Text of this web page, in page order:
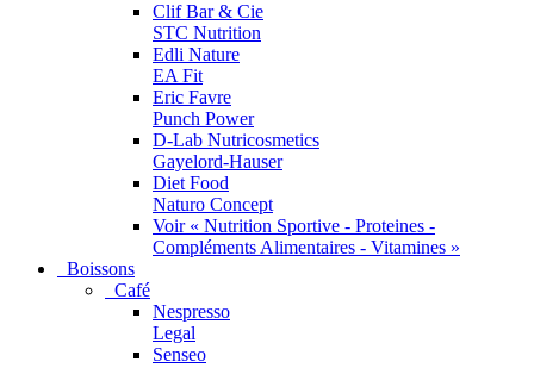
Clif Bar & Cie
STC Nutrition
Edli Nature
EA Fit
Eric Favre
Punch Power
D-Lab Nutricosmetics
Gayelord-Hauser
Diet Food
Naturo Concept
Voir « Nutrition Sportive - Proteines -
Compléments Alimentaires - Vitamines »
Boissons
Café
Nespresso
Legal
Senseo